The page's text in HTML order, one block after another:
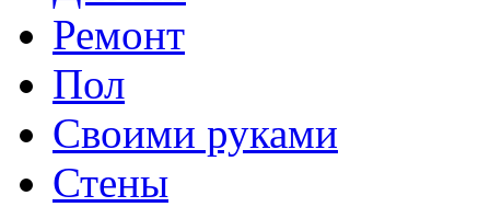
Ремонт
Пол
Своими руками
Стены